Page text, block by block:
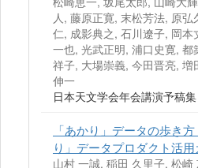
人, 藤原正寛, 末松芳法, 原
仁, 成影典之, 石川遼子, 岡本
一也, 光武正明, 浦口史寛,
祥子, 大場崇義, 今田晋亮, 増
伸一
日本天文学会年会講演予稿
「あかり」データの歩き
り」データプロダクト活用
山村 一誠, 稲田 久里子, 松崎